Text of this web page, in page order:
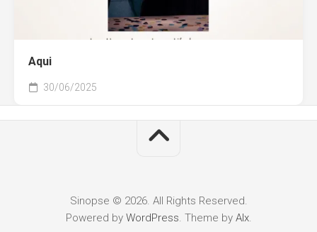
Aqui
30/06/2025
Sinopse © 2026. All Rights Reserved.
Powered by WordPress. Theme by Alx.